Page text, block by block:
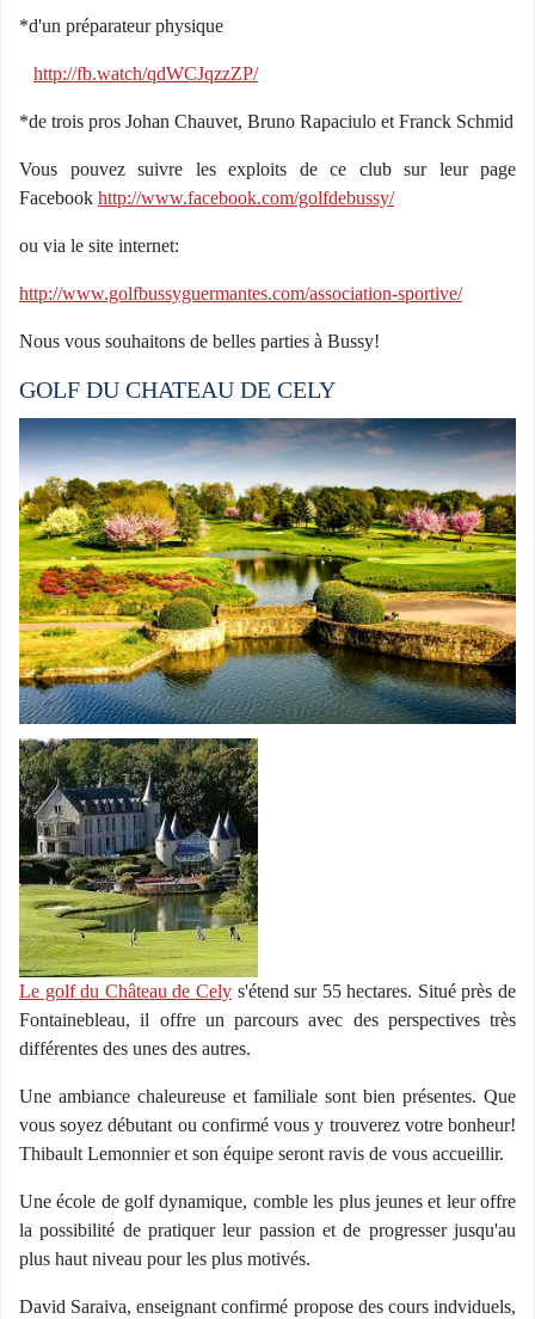
*d'un préparateur physique
http://fb.watch/qdWCJqzzZP/
*de trois pros Johan Chauvet, Bruno Rapaciulo et Franck Schmid
Vous pouvez suivre les exploits de ce club sur leur page
Facebook http://www.facebook.com/golfdebussy/
ou via le site internet:
http://www.golfbussyguermantes.com/association-sportive/
Nous vous souhaitons de belles parties à Bussy!
GOLF DU CHATEAU DE CELY
Le golf du Château de Celys'étend sur 55 hectares. Situé près de
Fontainebleau, il offre un parcours avec des perspectives très
différentes des unes des autres.
Une ambiance chaleureuse et familiale sont bien présentes. Que
vous soyez débutant ou confirmé vous y trouverez votre bonheur!
Thibault Lemonnier et son équipe seront ravis de vous accueillir.
Une école de golf dynamique, comble les plus jeunes et leur offre
la possibilité de pratiquer leur passion et de progresser jusqu'au
plus haut niveau pour les plus motivés.
David Saraiva, enseignant confirmé propose des cours indviduels,